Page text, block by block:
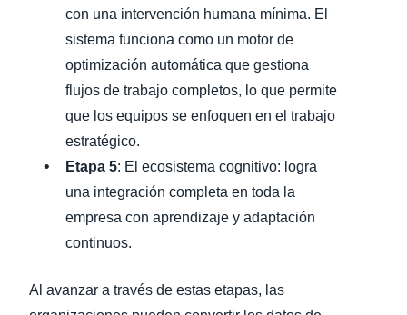
con una intervención humana mínima. El
sistema funciona como un motor de
optimización automática que gestiona
flujos de trabajo completos, lo que permite
que los equipos se enfoquen en el trabajo
estratégico.
Etapa 5: El ecosistema cognitivo: logra
una integración completa en toda la
empresa con aprendizaje y adaptación
continuos.
Al avanzar a través de estas etapas, las